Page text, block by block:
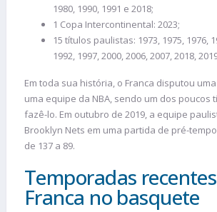
1980, 1990, 1991 e 2018;
1 Copa Intercontinental: 2023;
15 títulos paulistas: 1973, 1975, 1976,
1992, 1997, 2000, 2006, 2007, 2018,
Em toda sua história, o Franca disputou
uma equipe da NBA, sendo um dos poucos
fazê-lo. Em outubro de 2019, a equipe
Brooklyn Nets em uma partida de pré-
de 137 a 89.
Temporadas recentes
Franca no basquete